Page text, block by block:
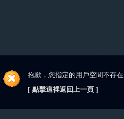
抱歉，您指定的用戶空間不存在
[ 點擊這裡返回上一頁 ]